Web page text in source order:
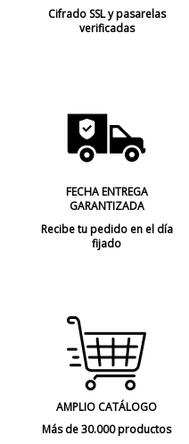
Cifrado SSL y pasarelas
verificadas
FECHA ENTREGA
GARANTIZADA
Recibe tu pedido en el día
fijado
AMPLIO CATÁLOGO
Más de 30.000 productos